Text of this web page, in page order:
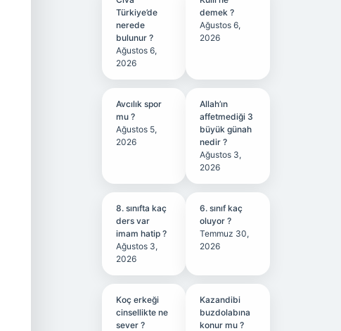
Türkiye’de
nerede
bulunur ?
Ağustos 6,
2026
demek ?
Ağustos 6,
2026
Avcılık spor
mu ?
Ağustos 5,
2026
Allah’ın
affetmediği 3
büyük günah
nedir ?
Ağustos 3,
2026
8. sınıfta kaç
ders var
imam hatip ?
Ağustos 3,
2026
6. sınıf kaç
oluyor ?
Temmuz 30,
2026
Koç erkeği
cinsellikte ne
sever ?
Kazandibi
buzdolabına
konur mu ?